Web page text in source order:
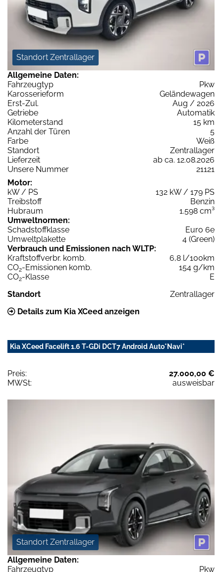
Standort Zentrallager
Allgemeine Daten:
Fahrzeugtyp
Pkw
Karosserieform
Geländewagen
Erst-Zul.
Aug / 2026
Getriebe
Automatik
Kilometerstand
15 km
Anzahl der Türen
5
Farbe
Weiß
Standort
Zentrallager
Lieferzeit
ab ca. 12.08.2026
Unsere Nummer
21121
Motor:
kW / PS
132 kW / 179 PS
Treibstoff
Benzin
Hubraum
1.598 cm³
Umweltnormen:
Schadstoffklasse
Euro 6e
Umweltplakette
4 (Green)
Verbrauch und Emissionen nach WLTP:
Kraftstoffverbr. komb.
6,8 l/100km
CO2-Emissionen komb.
154 g/km
CO2-Klasse
E
Standort
Zentrallager
Details zum Kia XCeed anzeigen
Kia XCeed Facelift 1.6 T-GDi DCT7 Android Auto*Navi*
Preis:
27.000,00 €
MWSt:
ausweisbar
Standort Zentrallager
Allgemeine Daten:
Fahrzeugtyp
Pkw